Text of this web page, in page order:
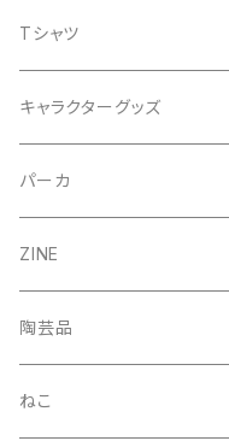
Tシャツ
キャラクターグッズ
パーカ
ZINE
陶芸品
ねこ